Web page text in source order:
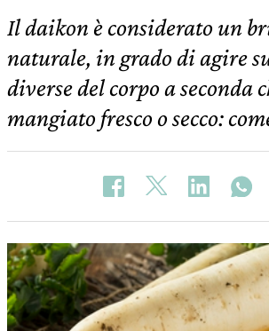
Il daikon è considerato un
naturale, in grado di agire
diverse del corpo a seconda
mangiato fresco o secco: